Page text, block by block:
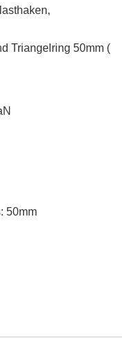
Triangelring 50mm (
50mm